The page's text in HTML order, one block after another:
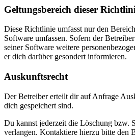
Geltungsbereich dieser
Diese Richtlinie umfasst nur den
Software umfassen. Sofern der
seiner Software weitere
er dich darüber gesondert informieren.
Auskunftsrecht
Der Betreiber erteilt dir auf Anfrage
dich gespeichert sind.
Du kannst jederzeit die Löschung bzw.
verlangen. Kontaktiere hierzu bitte den